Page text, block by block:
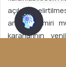
açıkça
amacı, tamiri
kararlarının